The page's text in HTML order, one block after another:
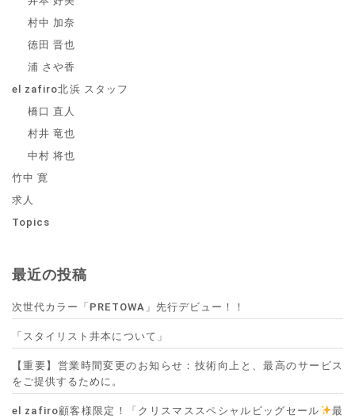
村中 加奈
徳田 晋也
浦 さや香
el zafiro北浜 スタッフ
橋口 直人
村井 竜也
中村 将也
竹中 寛
求人
Topics
最近の投稿
次世代カラー「PRETOWA」先行デビュー！！
「スタイリスト井本について」
【重要】営業時間変更のお知らせ：技術向上と、最高のサービス
をご提供するために。
el zafiro顧客様限定！「クリスマススペシャルビッグセール
最